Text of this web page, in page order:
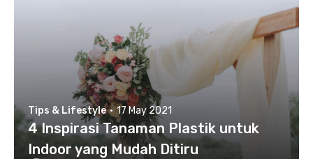
Tips & Lifestyle · 17 May 2021
4 Inspirasi Tanaman Plastik untuk
Indoor yang Mudah Ditiru